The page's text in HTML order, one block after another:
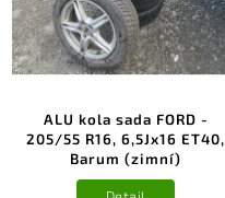
ALU kola sada FORD -
205/55 R16, 6,5Jx16 ET40,
Barum (zimní)